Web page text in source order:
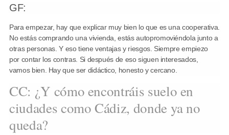
GF:
Para empezar, hay que explicar muy bien lo que es una cooperativa.
No estás comprando una vivienda, estás autopromoviéndola junto a
otras personas. Y eso tiene ventajas y riesgos. Siempre empiezo
por contar los contras. Si después de eso siguen interesados,
vamos bien. Hay que ser didáctico, honesto y cercano.
CC: ¿Y cómo encontráis suelo en
ciudades como Cádiz, donde ya no
queda?